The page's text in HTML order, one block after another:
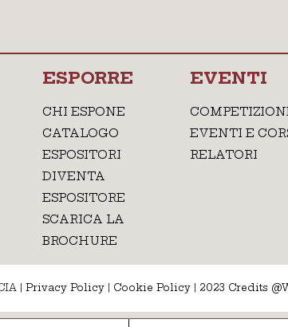
ESPORRE
CHI ESPONE
CATALOGO
ESPOSITORI
DIVENTA
ESPOSITORE
SCARICA LA
BROCHURE
EVENTI
EVENTI E
RELATORI
Privacy Policy Cookie Policy 2023 Credits